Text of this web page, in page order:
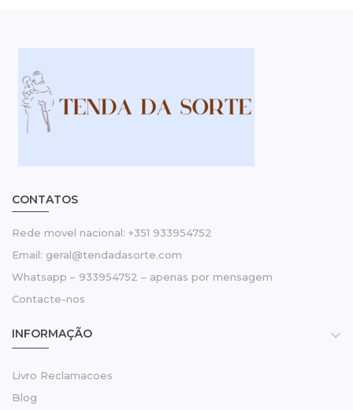
CONTATOS
Rede movel nacional: +351 933954752
Email: geral@tendadasorte.com
Whatsapp – 933954752 – apenas por mensagem
Contacte-nos
INFORMAÇÃO 
Livro Reclamacoes
Blog